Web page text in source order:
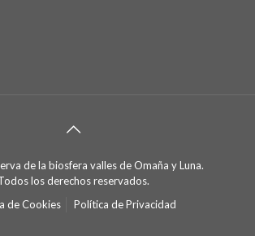
de la biosfera valles de Omaña y Luna.
los derechos reservados.
de Cookies
Política de Privacidad